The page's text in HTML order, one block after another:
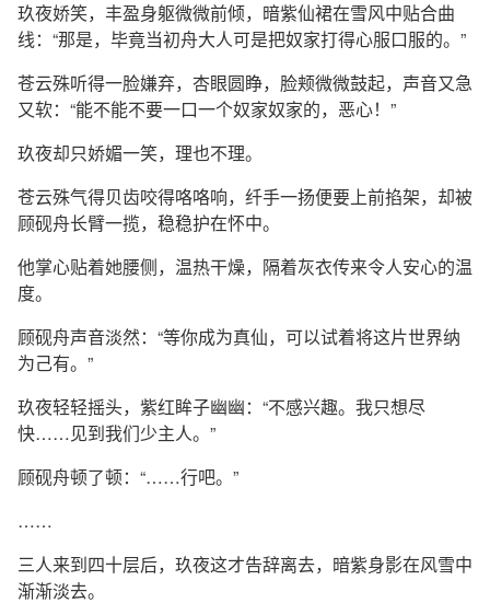
玖夜娇笑，丰盈身躯微微前倾，暗紫仙裙在雪风中贴合曲
线：“那是，毕竟当初舟大人可是把奴家打得心服口服的。”
苍云殊听得一脸嫌弃，杏眼圆睁，脸颊微微鼓起，声音又急
又软：“能不能不要一口一个奴家奴家的，恶心！”
玖夜却只娇媚一笑，理也不理。
苍云殊气得贝齿咬得咯咯响，纤手一扬便要上前掐架，却被
顾砚舟长臂一揽，稳稳护在怀中。
他掌心贴着她腰侧，温热干燥，隔着灰衣传来令人安心的温
度。
顾砚舟声音淡然：“等你成为真仙，可以试着将这片世界纳
为己有。”
玖夜轻轻摇头，紫红眸子幽幽：“不感兴趣。我只想尽
快……见到我们少主人。”
顾砚舟顿了顿：“……行吧。”
……
三人来到四十层后，玖夜这才告辞离去，暗紫身影在风雪中
渐渐淡去。